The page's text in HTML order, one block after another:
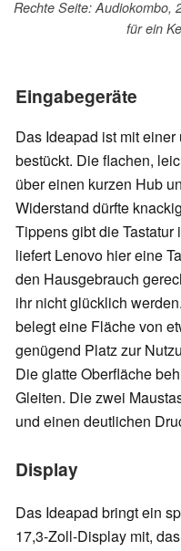
Rechte Seite: Audiokombo,
für ein
Eingabegeräte
Das Ideapad ist mit
bestückt. Die flachen,
über einen kurzen Hub
Widerstand dürfte
Tippens gibt die
liefert Lenovo hier eine
den Hausgebrauch
ihr nicht glücklich
belegt eine Fläche von
genügend Platz zur
Die glatte Oberfläche
Gleiten. Die zwei
und einen deutlichen
Display
Das Ideapad bringt ein
17,3-Zoll-Display mit,